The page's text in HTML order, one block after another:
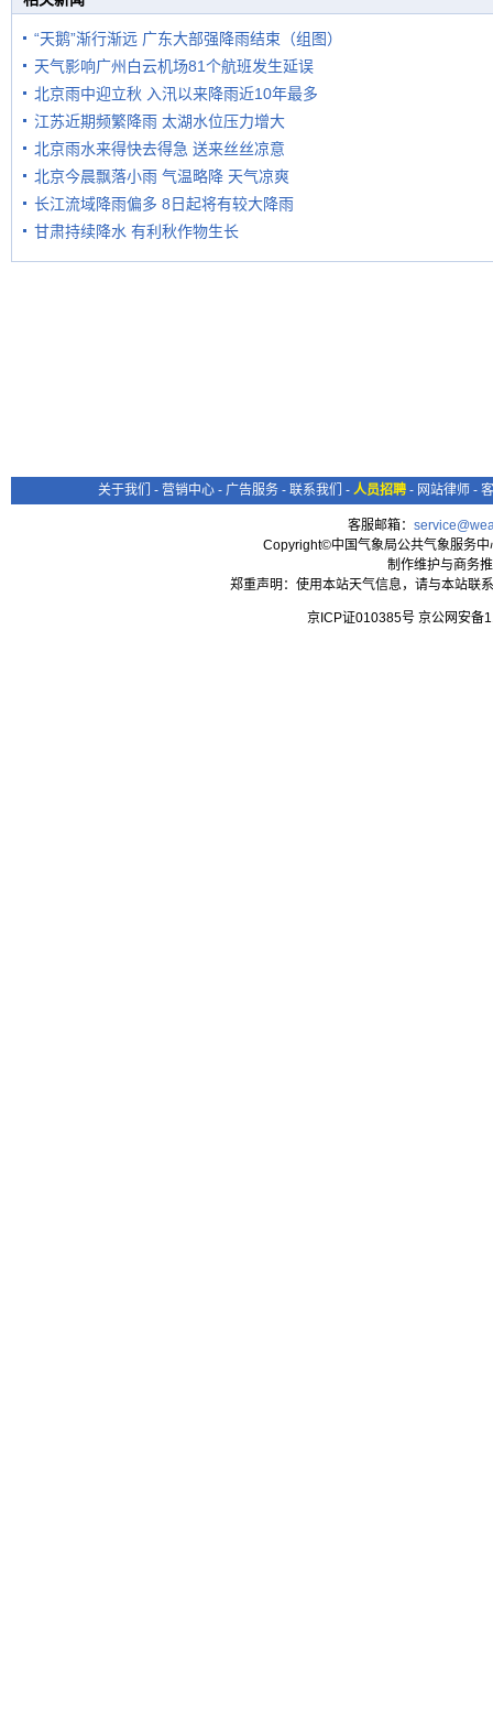
“天鹅”渐行渐远 广东大部强降雨结束（组图）
天气影响广州白云机场81个航班发生延误
北京雨中迎立秋 入汛以来降雨近10年最多
江苏近期频繁降雨 太湖水位压力增大
北京雨水来得快去得急 送来丝丝凉意
北京今晨飘落小雨 气温略降 天气凉爽
长江流域降雨偏多 8日起将有较大降雨
甘肃持续降水 有利秋作物生长
关于我们 - 营销中心 - 广告服务 - 联系我们 - 人员招聘 - 网站律师 -
客服邮箱：
Copyright©中国气象局公共气象服务
制作维护与商务
郑重声明：使用本站天气信息，请与本站联
京ICP证010385号 京公网安备